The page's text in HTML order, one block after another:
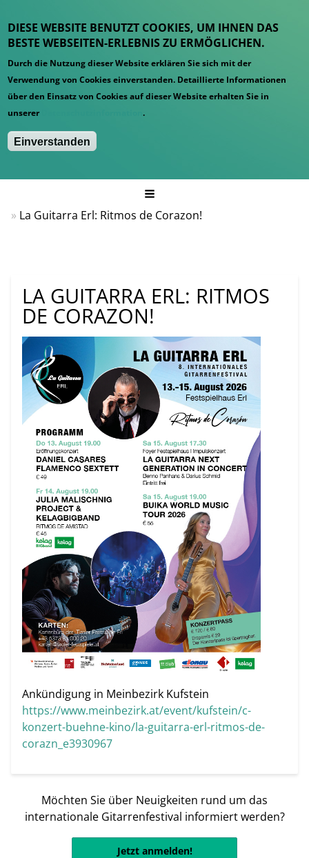
DIESE WEBSITE BENUTZT COOKIES, UM IHNEN DAS
BESTE WEBSEITEN-ERLEBNIS ZU ERMÖGLICHEN.
Durch die Nutzung dieser Website erklären Sie sich mit der
Verwendung von Cookies einverstanden. Detaillierte Informationen
über den Einsatz von Cookies auf dieser Website erhalten Sie in
unserer
Datenschutzinformation.
Einverstanden
La Guitarra Erl: Ritmos de Corazon!
LA GUITARRA ERL: RITMOS
DE CORAZON!
Ankündigung in Meinbezirk Kufstein
https://www.meinbezirk.at/event/kufstein/c-
konzert-buehne-kino/la-guitarra-erl-ritmos-de-
corazn_e3930967
Möchten Sie über Neuigkeiten rund um das
internationale Gitarrenfestival informiert werden?
Jetzt anmelden!